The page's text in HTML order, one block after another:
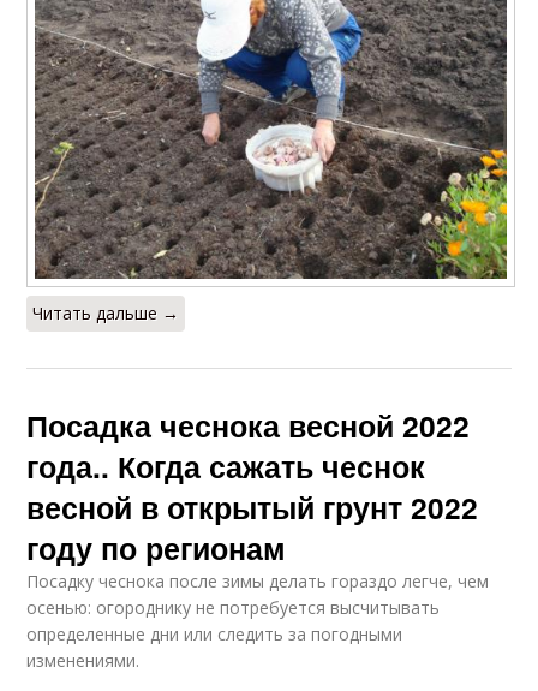
Читать дальше →
Посадка чеснока весной 2022
года.. Когда сажать чеснок
весной в открытый грунт 2022
году по регионам
Посадку чеснока после зимы делать гораздо легче, чем
осенью: огороднику не потребуется высчитывать
определенные дни или следить за погодными
изменениями.